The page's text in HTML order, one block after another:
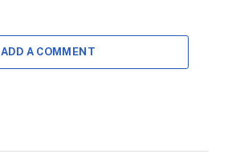
ADD A COMMENT